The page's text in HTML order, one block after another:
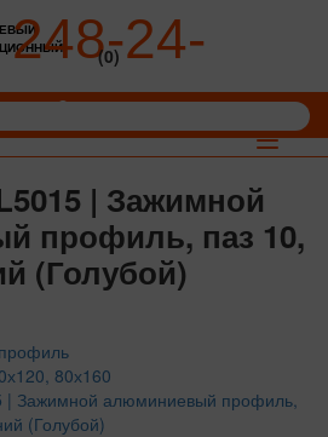
24-
(0)
Toggle
| Зажимной
профиль, паз 10,
(Голубой)
80х160
| Зажимной алюминиевый профиль,
(Голубой)